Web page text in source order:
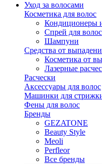
Уход за волосами
Косметика для волос
Кондиционеры
Спрей для волос
Шампуни
Средства от
Косметика от
Лазерные
Расчески
Аксессуары для волос
Машинки для
Фены для волос
Бренды
GEZATONE
Beauty Style
Meoli
Perfleor
Все бренды